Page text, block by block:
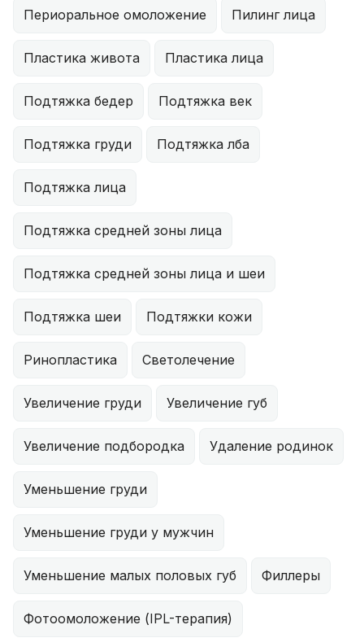
Периоральное омоложение Пилинг лица
Пластика живота Пластика лица
Подтяжка бедер Подтяжка век
Подтяжка груди Подтяжка лба
Подтяжка лица
Подтяжка средней зоны лица
Подтяжка средней зоны лица и шеи
Подтяжка шеи Подтяжки кожи
Ринопластика Светолечение
Увеличение груди Увеличение губ
Увеличение подбородка Удаление родинок
Уменьшение груди
Уменьшение груди у мужчин
Уменьшение малых половых губ Филлеры
Фотоомоложение (IPL-терапия)